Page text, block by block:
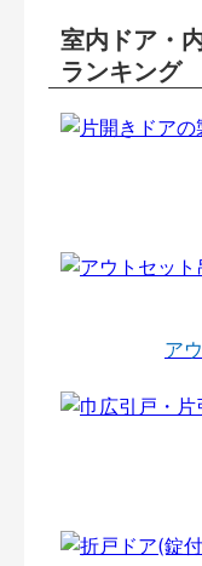
室内ドア・
ランキング
ア